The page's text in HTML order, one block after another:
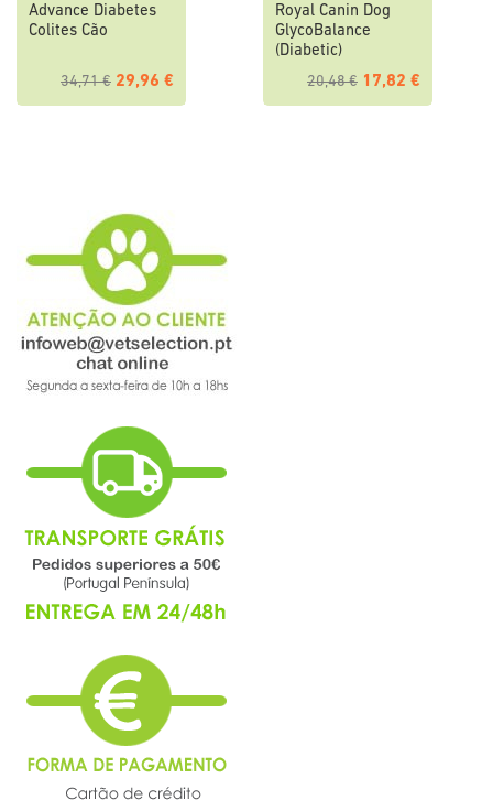
Advance Diabetes
Colites Cão
34,71 € 29,96 €
Royal Canin Dog
GlycoBalance
(Diabetic)
20,48 € 17,82 €